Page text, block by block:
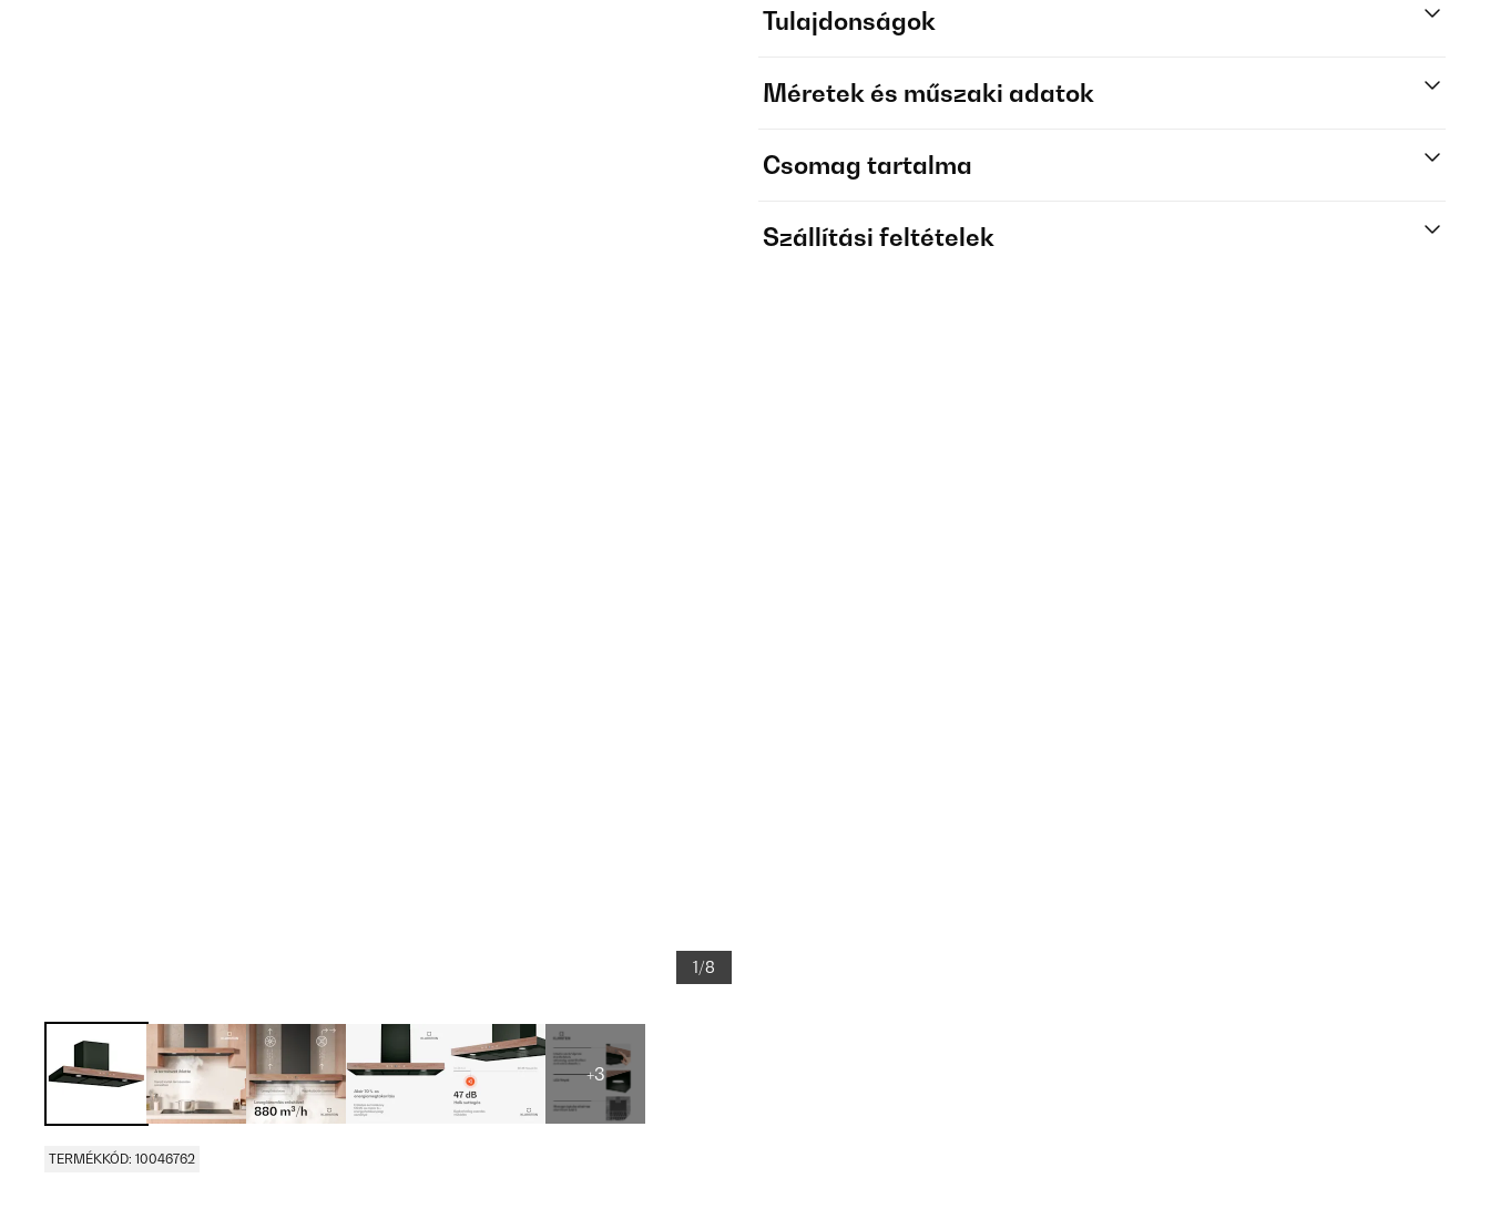
1/8
+3
TERMÉKKÓD: 10046762
Tulajdonságok
Méretek és műszaki adatok
Csomag tartalma
Szállítási feltételek